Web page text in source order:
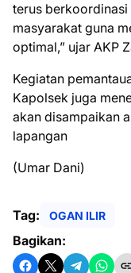
terus berkoordinasi
masyarakat guna
optimal,” ujar AKP
Kegiatan
Kapolsek juga
akan disampaikan
lapangan
(Umar Dani)
Tag: OGAN ILIR
Bagikan: